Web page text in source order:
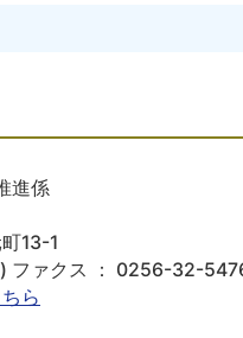
進係
13-1
ファクス ： 0256-32-
ら